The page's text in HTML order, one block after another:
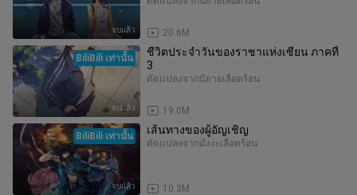
จบแล้ว 20.6M
จบแล้ว
BiliBili เท่านั้น
ชีวิตประจำวันของราชาแห่งเซียน ภาคที่
3
ดัดแปลงจากนิยายเลือดร้อน
19.0M
จบแล้ว
BiliBili เท่านั้น เส้นทางของผู้อัญเชิญ
ดัดแปลงจากมังงะเลือดร้อน
10.3M